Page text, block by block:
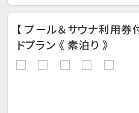
【 プール＆サウナ利用券
ドプラン 《 素泊り 》